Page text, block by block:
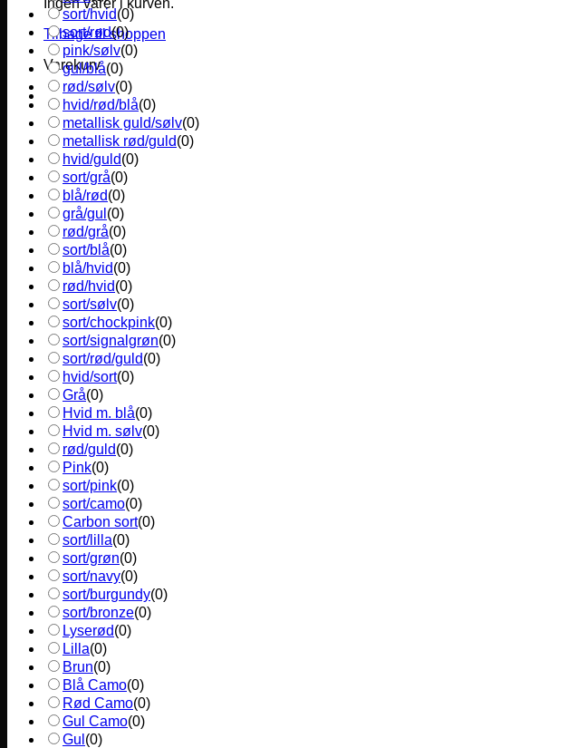
Ingen varer i kurven.
Tilbage til shoppen
Varekurv
sort/hvid(0)
sort/rød(0)
pink/sølv(0)
gul/blå(0)
rød/sølv(0)
hvid/rød/blå(0)
metallisk guld/sølv(0)
metallisk rød/guld(0)
hvid/guld(0)
sort/grå(0)
blå/rød(0)
grå/gul (0)
rød/grå(0)
sort/blå(0)
blå/hvid(0)
rød/hvid(0)
sort/sølv(0)
sort/chockpink(0)
sort/signalgrøn(0)
sort/rød/guld(0)
hvid/sort(0)
Grå(0)
Hvid m. blå(0)
Hvid m. sølv(0)
rød/guld(0)
Pink(0)
sort/pink(0)
sort/camo(0)
Carbon sort(0)
sort/lilla(0)
sort/grøn(0)
sort/navy(0)
sort/burgundy(0)
sort/bronze(0)
Lyserød(0)
Lilla(0)
Brun(0)
Blå Camo(0)
Rød Camo(0)
Gul Camo(0)
Gul (0)